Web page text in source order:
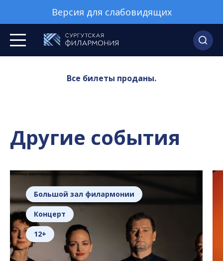
Версия для слабовидящих
Все билеты проданы.
Другие события
Большой зал филармонии
Концерт
12+